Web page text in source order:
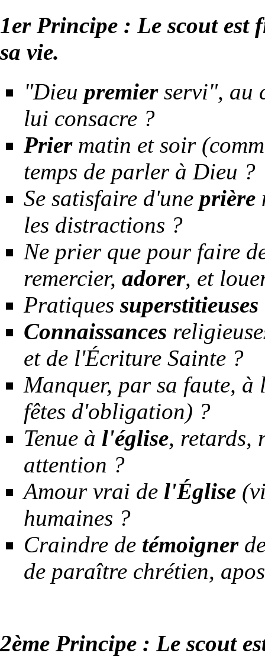
1er Principe : Le scout est
sa vie.
"Dieu premierservi", au
lui consacre ?
Priermatin et soir
temps de parler à Dieu ?
Se satisfaire d'une prière
les distractions ?
Ne prier que pour faire
remercier, adorer, et
Pratiques superstitieuses
Connaissances
et de l'Écriture Sainte ?
Manquer, par sa faute, à
fêtes d'obligation) ?
Tenue à l'église, retards,
attention ?
Amour vrai de l'Église
humaines ?
Craindre de témoigner
de paraître chrétien,
2ème Principe : Le scout